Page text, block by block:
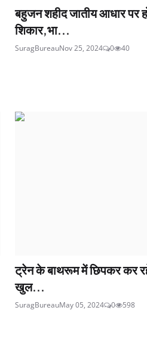
बहुजन शहीद जातीय आधार पर
शिकार,भा...
SuragBureauNov 25, 2024 0 40
ट्रेन के बाथरूम में छिपकर कर
खुल...
SuragBureauMay 05, 2024 0 598